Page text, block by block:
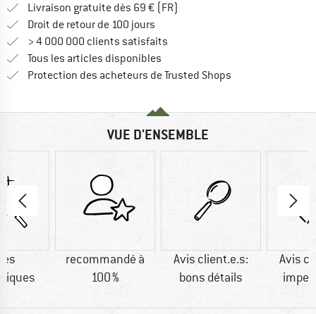
Livraison gratuite dès 69 € (FR)
Droit de retour de 100 jours
> 4 000 000 clients satisfaits
Tous les articles disponibles
Protection des acheteurs de Trusted Shops
VUE D'ENSEMBLE
recommandé à
100 %
Avis client.e.s:
bons détails
Avis